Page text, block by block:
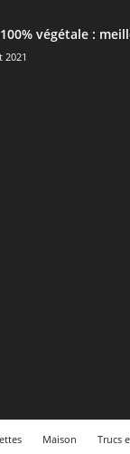
végétale :
2021
Maison Trucs